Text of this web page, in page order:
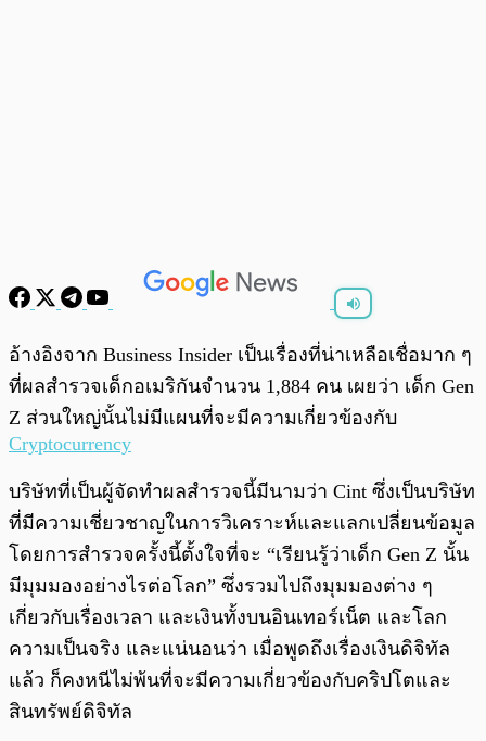
0:00 /
อ้างอิงจาก Business Insider เป็นเรื่องที่น่าเหลือเชื่อมาก ๆ
ที่ผลสำรวจเด็กอเมริกันจำนวน 1,884 คน เผยว่า เด็ก Gen
Z ส่วนใหญ่นั้นไม่มีแผนที่จะมีความเกี่ยวข้องกับ
Cryptocurrency
บริษัทที่เป็นผู้จัดทำผลสำรวจนี้มีนามว่า Cint ซึ่งเป็นบริษัท
ที่มีความเชี่ยวชาญในการวิเคราะห์และแลกเปลี่ยนข้อมูล
โดยการสำรวจครั้งนี้ตั้งใจที่จะ “เรียนรู้ว่าเด็ก Gen Z นั้น
มีมุมมองอย่างไรต่อโลก” ซึ่งรวมไปถึงมุมมองต่าง ๆ
เกี่ยวกับเรื่องเวลา และเงินทั้งบนอินเทอร์เน็ต และโลก
ความเป็นจริง และแน่นอนว่า เมื่อพูดถึงเรื่องเงินดิจิทัล
แล้ว ก็คงหนีไม่พ้นที่จะมีความเกี่ยวข้องกับคริปโตและ
สินทรัพย์ดิจิทัล